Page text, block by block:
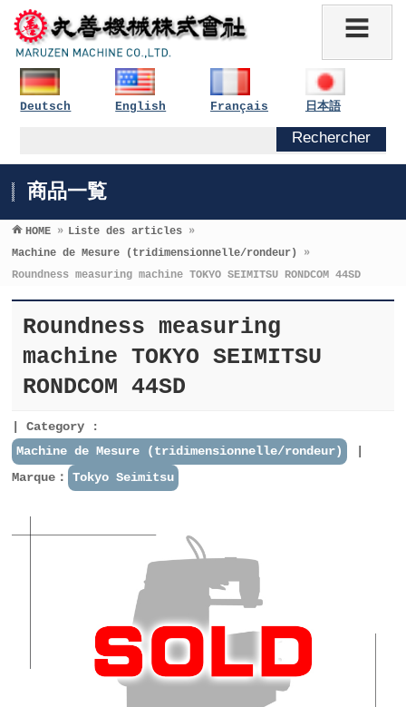
Deutsch English Français 日本語
商品一覧
HOME » Liste des articles »
Machine de Mesure (tridimensionnelle/rondeur)
»
Roundness measuring machine TOKYO SEIMITSU RONDCOM 44SD
Roundness measuring
machine TOKYO SEIMITSU
RONDCOM 44SD
Category :
Machine de Mesure (tridimensionnelle/rondeur)
Marque：
Tokyo Seimitsu